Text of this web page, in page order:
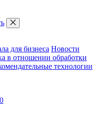
для бизнеса Новости
в отношении обработки
технологии